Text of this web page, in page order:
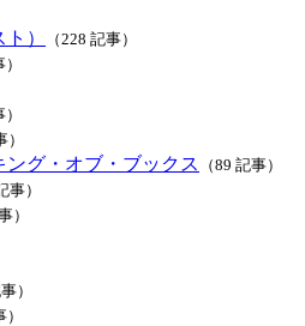
） （228 記事）
）
グ・オブ・ブックス （89 記事）
事）
）
）